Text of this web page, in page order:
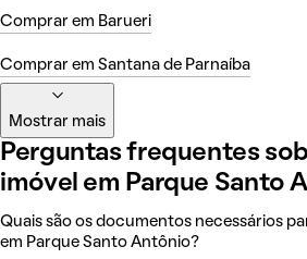
Comprar em Barueri
Comprar em Santana de Parnaíba
Mostrar mais
Perguntas frequentes
imóvel em Parque Santo
Quais são os documentos necessários
em Parque Santo Antônio?